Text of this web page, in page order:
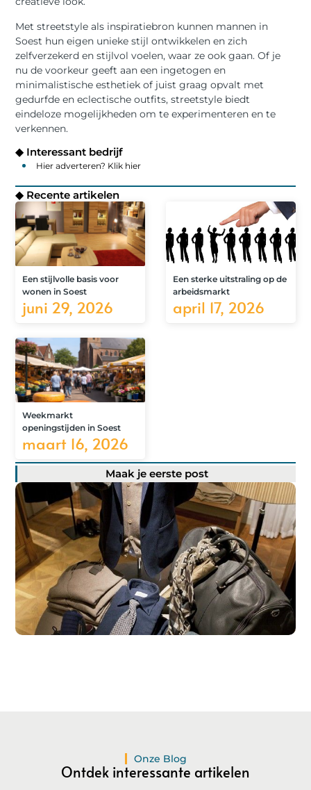
Met streetstyle als inspiratiebron kunnen mannen in
Soest hun eigen unieke stijl ontwikkelen en zich
zelfverzekerd en stijlvol voelen, waar ze ook gaan. Of je
nu de voorkeur geeft aan een ingetogen en
minimalistische esthetiek of juist graag opvalt met
gedurfde en eclectische outfits, streetstyle biedt
eindeloze mogelijkheden om te experimenteren en te
verkennen.
◆ Interessant bedrijf
Hier adverteren? Klik hier
◆ Recente artikelen
Een stijlvolle basis voor
wonen in Soest
juni 29, 2026
Een sterke uitstraling op de
arbeidsmarkt
april 17, 2026
Weekmarkt
openingstijden in Soest
maart 16, 2026
Maak je eerste post
Onze Blog
Ontdek interessante artikelen